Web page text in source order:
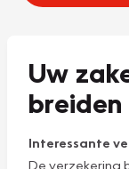
Uw
Interessante
De verzekering